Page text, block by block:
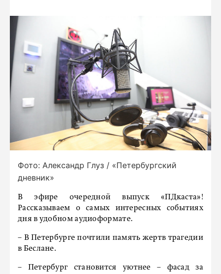
Фото: Александр Глуз / «Петербургский
дневник»
В эфире очередной выпуск «ПДкаста»!
Рассказываем о самых интересных событиях
дня в удобном аудиоформате.
– В Петербурге почтили память жертв трагедии
в Беслане.
– Петербург становится уютнее – фасад за